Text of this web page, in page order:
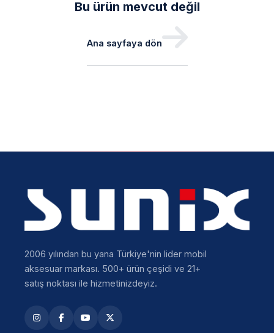
Bu ürün mevcut değil
Ana sayfaya dön
2006 yılından bu yana Türkiye'nin lider mobil
aksesuar markası. 500+ ürün çeşidi ve 21+
satış noktası ile hizmetinizdeyiz.